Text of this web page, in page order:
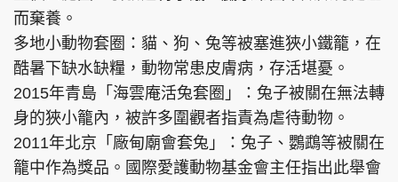
而棄養。
多地小動物套圈：貓、狗、兔等被塞進狹小鐵籠，在
酷暑下缺水缺糧，動物常患皮膚病，存活堪憂。
2015年青島「海雲庵活兔套圈」：兔子被關在無法轉
身的狹小籠內，被許多圍觀者指責為虐待動物。
2011年北京「廠甸廟會套兔」：兔子、鸚鵡等被關在
籠中作為獎品。國際愛護動物基金會主任指出此舉會